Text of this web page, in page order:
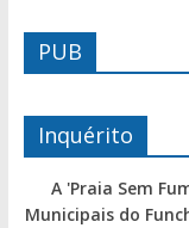
PUB
Inquérito
A 'Praia Sem
Municipais do